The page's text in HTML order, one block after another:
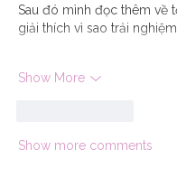
Sau đó mình đọc thêm về
giải thích vì sao trải
Show More
Show more comments